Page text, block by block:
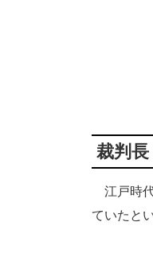
裁判
江戸時
ていたと